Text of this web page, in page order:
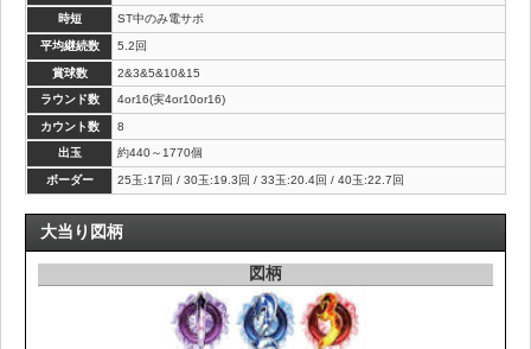
時短 ST中のみ電サポ
平均継続数 5.2回
賞球数
2&3&5&10&15
ラウンド数
4or16(実4or10or16)
カウント数
8
出玉
約440～1770個
ボーダー 25玉:17回 / 30玉:19.3回 / 33玉:20.4回 / 40玉:22.7回
大当り図柄
図柄